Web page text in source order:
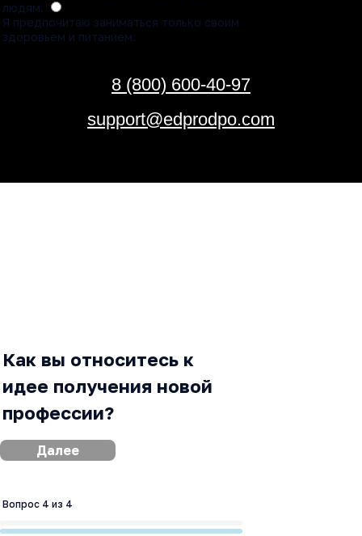
людям.
Я предпочитаю заниматься только своим
здоровьем и питанием.
Как вы относитесь к
идее получения новой
профессии?
Далее
Вопрос 4 из 4
8 (800) 600-40-97
support@edprodpo.com